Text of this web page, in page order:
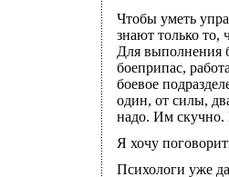
Чтобы уметь
знают только то,
Для выполнения
боеприпас,
боевое
один, от силы,
надо. Им скучно.
Я хочу
Психологи уже